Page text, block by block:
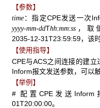
【参数】
time ：指定CPE发送一次
yyyy-mm-ddThh:mm:ss ，取
2035-12-31T23:59:59，该
【使用指导】
CPE与ACS之间连接的建
Inform报文发送参数，可以
【举例】
# 配置CPE发送Inform
01T20:00:00。